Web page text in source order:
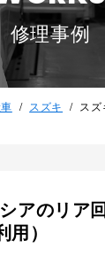
修理事例
スズキ
ス
アのリア
用）